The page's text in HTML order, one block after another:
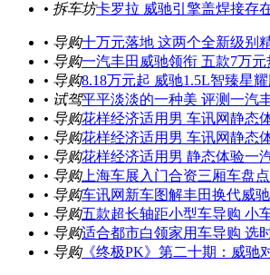
• 拆车坊卡罗拉 威驰引擎盖焊接存
• 导购十万元落地 这两个全新级别
• 导购一汽丰田威驰领衔 五款7万
• 导购8.18万元起 威驰1.5L智臻星
• 试驾平平淡淡的一种美 评测一汽
• 导购花样经济适用男 车讯网静态
• 导购花样经济适用男 车讯网静态
• 导购花样经济适用男 静态体验一
• 导购上海车展入门合资三厢车盘
• 导购车讯网新车图解丰田换代威
• 导购五款超长轴距小型车导购 小
• 导购适合都市白领家用车导购 选
• 导购《终极PK》第二十期：威驰